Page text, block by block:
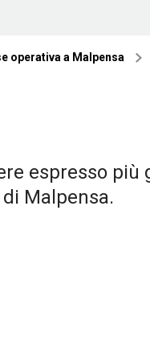
operativa a Malpensa
espresso più
Malpensa.